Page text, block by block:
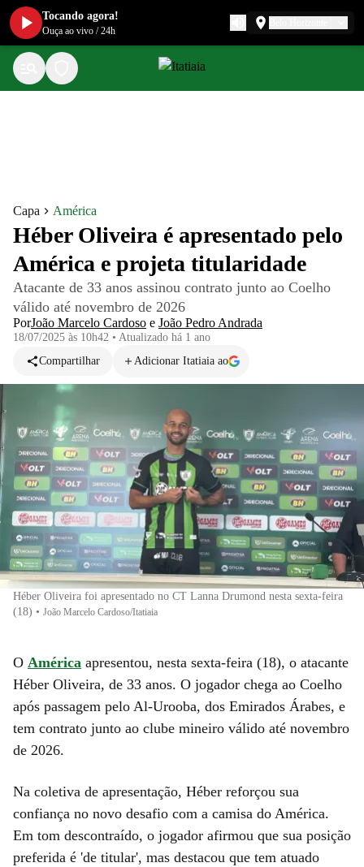
Capa América
Héber Oliveira é apresentado pelo
América e projeta titularidade
Atacante de 33 anos assinou contrato junto ao Coelho
válido até novembro de 2026
PorJoão Marcelo Cardoso e João Pedro Andrada
18/07/2025 às 10h42 • Atualizado há 1 ano
Compartilhar
Adicionar Itatiaia ao
Héber Oliveira foi apresentado no CT Lanna Drumond nesta sexta-feira
(18) • João Marcelo Cardoso/Itatiaia
O América apresentou, nesta sexta-feira (18), o atacante
Héber Oliveira, de 33 anos. O jogador chega ao Coelho
após passagem pelo Al-Urooba, dos Emirados Árabes, e
tem contrato junto ao clube mineiro válido até novembro
de 2026.
Na coletiva de apresentação, Héber reforçou sua
confiança no novo desafio com a camisa do América.
Em tom descontraído, o jogador afirmou que sua posição
preferida é 'de titular', mas destacou que tem atuado
Tocando agora!
Ouça ao vivo /24h